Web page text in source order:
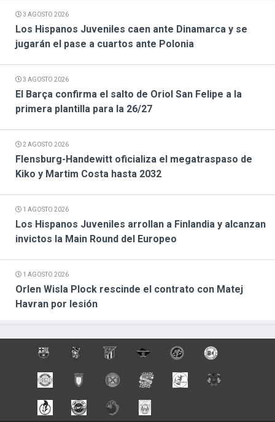
3 AGOSTO 2026
Los Hispanos Juveniles caen ante Dinamarca y se
jugarán el pase a cuartos ante Polonia
3 AGOSTO 2026
El Barça confirma el salto de Oriol San Felipe a la
primera plantilla para la 26/27
2 AGOSTO 2026
Flensburg-Handewitt oficializa el megatraspaso de
Kiko y Martim Costa hasta 2032
1 AGOSTO 2026
Los Hispanos Juveniles arrollan a Finlandia y alcanzan
invictos la Main Round del Europeo
1 AGOSTO 2026
Orlen Wisla Plock rescinde el contrato con Matej
Havran por lesión